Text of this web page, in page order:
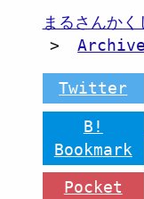
まるさんか
Twitter
B!
Bookmark
Pocket